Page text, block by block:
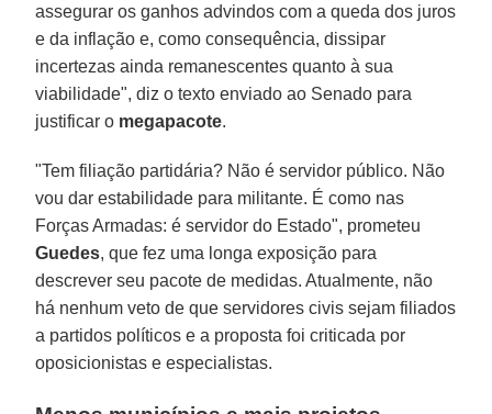
assegurar os ganhos advindos com a queda dos juros
e da inflação e, como consequência, dissipar
incertezas ainda remanescentes quanto à sua
viabilidade", diz o texto enviado ao Senado para
justificar o megapacote.
"Tem filiação partidária? Não é servidor público. Não
vou dar estabilidade para militante. É como nas
Forças Armadas: é servidor do Estado", prometeu
Guedes, que fez uma longa exposição para
descrever seu pacote de medidas. Atualmente, não
há nenhum veto de que servidores civis sejam filiados
a partidos políticos e a proposta foi criticada por
oposicionistas e especialistas.